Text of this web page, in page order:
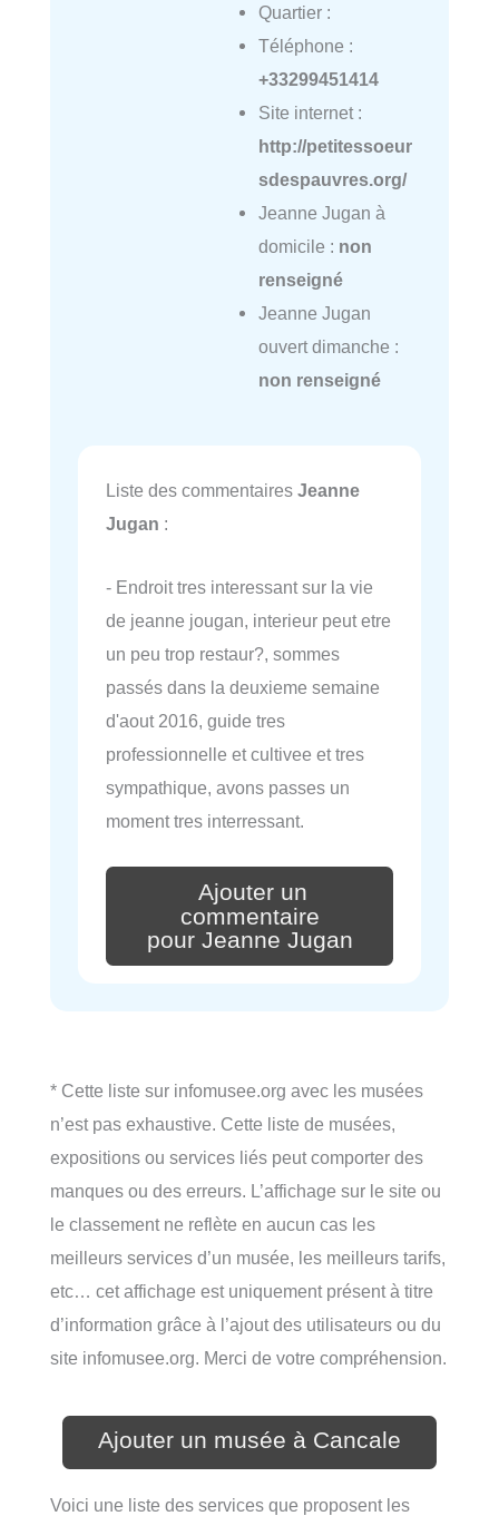
Quartier :
Téléphone :
+33299451414
Site internet :
http://petitessoeur
sdespauvres.org/
Jeanne Jugan à
domicile : non
renseigné
Jeanne Jugan
ouvert dimanche :
non renseigné
Liste des commentaires Jeanne
Jugan :
- Endroit tres interessant sur la vie
de jeanne jougan, interieur peut etre
un peu trop restaur?, sommes
passés dans la deuxieme semaine
d'aout 2016, guide tres
professionnelle et cultivee et tres
sympathique, avons passes un
moment tres interressant.
Ajouter un
commentaire
pour Jeanne Jugan
* Cette liste sur infomusee.org avec les musées
n’est pas exhaustive. Cette liste de musées,
expositions ou services liés peut comporter des
manques ou des erreurs. L’affichage sur le site ou
le classement ne reflète en aucun cas les
meilleurs services d’un musée, les meilleurs tarifs,
etc… cet affichage est uniquement présent à titre
d’information grâce à l’ajout des utilisateurs ou du
site infomusee.org. Merci de votre compréhension.
Ajouter un musée à Cancale
Voici une liste des services que proposent les